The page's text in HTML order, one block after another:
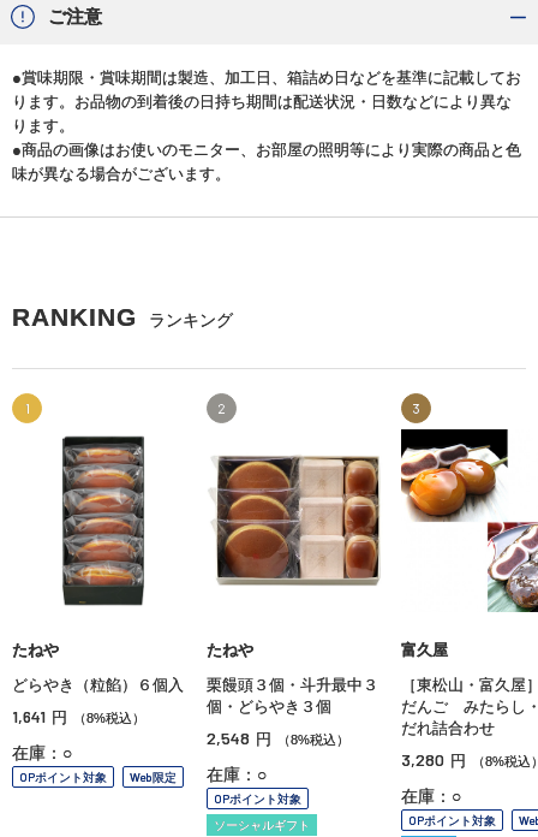
ご注意
●賞味期限・賞味期間は製造、加工日、箱詰め日などを基準に記載してお
ります。お品物の到着後の日持ち期間は配送状況・日数などにより異な
ります。
●商品の画像はお使いのモニター、お部屋の照明等により実際の商品と色
味が異なる場合がございます。
RANKING ランキング
1
たねや
どらやき（粒餡）６個入
1,641 円 （8%税込）
在庫：○
OPポイント対象 Web限定
2
たねや
栗饅頭３個・斗升最中３
個・どらやき３個
2,548 円 （8%税込）
在庫：○
OPポイント対象
ソーシャルギフト
3
富久屋
［東松山・富久屋
だんご みたらし
だれ詰合わせ
3,280 円 （8%税込
在庫：○
OPポイント対象